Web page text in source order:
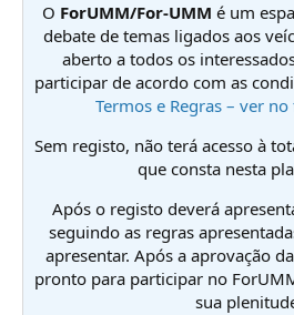
O ForUMM/For-UMM é um
debate de temas ligados aos
aberto a todos os
participar de acordo com as
Termos e Regras – ver
Sem registo, não terá acesso à
que consta nesta
Após o registo deverá
seguindo as regras
apresentar. Após a aprovação
pronto para participar no
sua